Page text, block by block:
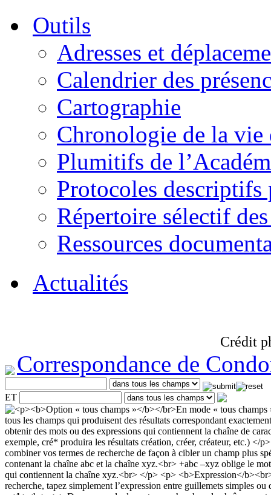
Outils
Adresses et
Calendrier des
Cartographie
Chronologie de la vie
Plumitifs de
Protocoles descriptifs
Répertoire sélectif
Ressources
Actualités
Crédit
Correspondance de
ET